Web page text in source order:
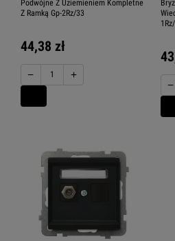
Podwójne Z Uziemieniem Kompletne
Z Ramką Gp-2Rz/33
44,38 zł
− +
−